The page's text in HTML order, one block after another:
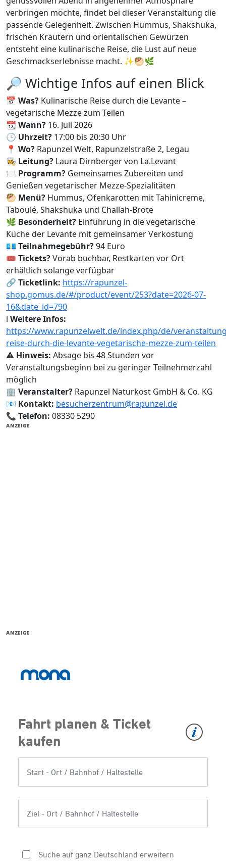
verbringen möchte, findet bei dieser Veranstaltung die
passende Gelegenheit. Zwischen Hummus, Shakshuka,
frischen Kräutern und orientalischen Gewürzen
entsteht eine kulinarische Reise, die Lust auf neue
Geschmackserlebnisse macht. ✨🥙🌿
🔎 Wichtige Infos auf einen Blick
📅 Was? Kulinarische Reise durch die Levante –
vegetarische Mezze zum Teilen
📆 Wann? 16. Juli 2026
🕒 Uhrzeit? 17:00 bis 20:30 Uhr
📍 Wo? Rapunzel Welt, Rapunzelstraße 2, Legau
👩‍🍳 Leitung? Laura Dirnberger von La.Levant
🍽️ Programm? Gemeinsames Zubereiten und
Genießen vegetarischer Mezze-Spezialitäten
🥙 Menü? Hummus, Ofenkarotten mit Tahinicreme,
Taboulé, Shakshuka und Challah-Brote
🌿 Besonderheit? Einführung in die vegetarische
Küche der Levante mit gemeinsamer Verkostung
💶 Teilnahmegebühr?94 Euro
🎟️ Tickets?Vorab buchbar, Restkarten vor Ort
erhältlich solange verfügbar
🔗 Ticketlink: https://rapunzel-
shop.gomus.de/#/product/event/253?date=2026-07-
16&date_id=790
ℹ️ Weitere Infos:
https://www.rapunzelwelt.de/index.php/de/
reise-durch-die-levante-vegetarische-mezze-zum-teilen
⚠️ Hinweis: Absage bis 48 Stunden vor
Veranstaltungsbeginn bei zu geringer Teilnehmerzahl
möglich
🏢 Veranstalter? Rapunzel Naturkost GmbH & Co. KG
📧 Kontakt: besucherzentrum@rapunzel.de
📞 Telefon: 08330 5290
ANZEIGE
ANZEIGE